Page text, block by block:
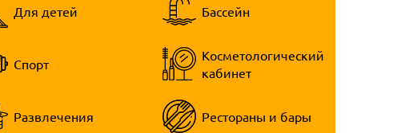
Для детей Бассейн
Спорт
Косметологический
кабинет
Развлечения Рестораны и бары